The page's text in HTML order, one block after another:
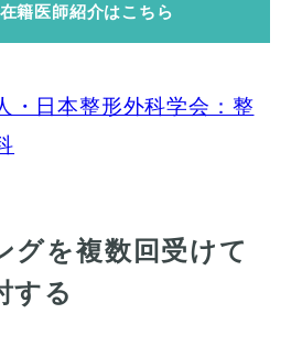
籍医師紹介はこちら
・日本整形外科学会：整
グを複数回受けて
する